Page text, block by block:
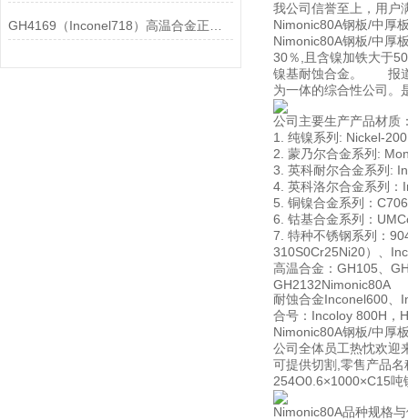
我公司信誉至上，用户
Nimonic80A钢板/中厚
Nimonic80A钢板/中厚
30％,且含镍加铁大于
镍基耐蚀合金。 报道
为一体的综合性公司。
公司主要生产产品材质
1. 纯镍系列: Nickel-
2. 蒙乃尔合金系列:
3. 英科耐尔合金系列:
4. 英科洛尔合金系列
5. 铜镍合金系列：
6. 钴基合金系列：
7. 特种不锈钢系列：
310S0Cr25Ni20）、
高温合金：GH105、
GH2132Nimonic80A
耐蚀合金Inconel600、
合号：Incoloy 800H，
Nimonic80A钢板/中厚
公司全体员工热忱欢
可提供切割,零售产品
254O0.6×1000×C15
Nimonic80A品种规格